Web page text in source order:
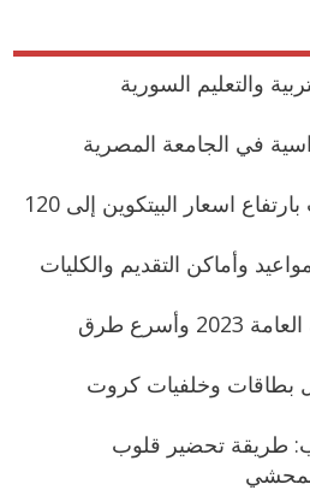
والتعليم السورية
في الجامعة المصرية
ستاندرد تشارترد: توقعات بارتفاع اسعار البيتكوين إلى 120
القدرات 2023 مواعيد وأماكن التقديم والكليات
موعد ظهور نتيجة الثانوية العامة 2023 وأسرع طرق
2023 تحميل بطاقات وخلفيات كروت
طريقة تحضير قلوب